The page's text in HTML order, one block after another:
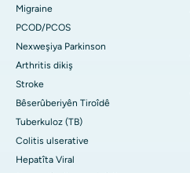
Migraine
PCOD/PCOS
Nexweşiya Parkinson
Arthritis dikiş
Stroke
Bêserûberiyên Tiroîdê
Tuberkuloz (TB)
Colitis ulserative
Hepatîta Viral